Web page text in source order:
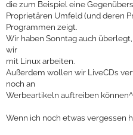
die zum Beispiel eine
Proprietären Umfeld (und deren
Programmen zeigt.
Wir haben Sonntag auch
wir
mit Linux arbeiten.
Außerdem wollen wir LiveCDs
noch an
Werbeartikeln auftreiben
Wenn ich noch etwas vergessen